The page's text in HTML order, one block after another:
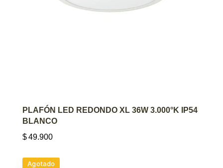
AGREGAR AL CARRITO
PLAFÓN LED REDONDO XL 36W 3.000°K IP54
BLANCO
$49.900
Agotado